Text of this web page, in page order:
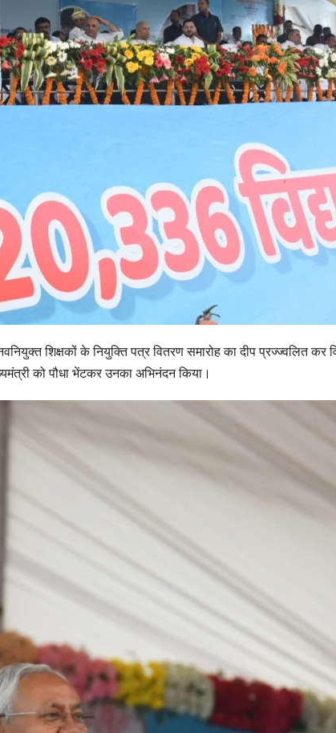
शिक्षकों के नियुक्ति पत्र वितरण समारोह का दीप प्रज्ज्वलित
को पौधा भेंटकर उनका अभिनंदन किया।